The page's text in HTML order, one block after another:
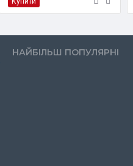
НАЙБІЛЬШ ПОПУЛЯРНІ